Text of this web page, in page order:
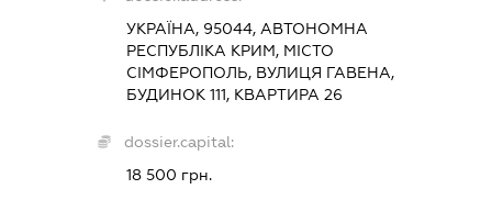
УКРАЇНА, 95044, АВТОНОМНА
РЕСПУБЛІКА КРИМ, МІСТО
СІМФЕРОПОЛЬ, ВУЛИЦЯ ГАВЕНА,
БУДИНОК 111, КВАРТИРА 26
dossier.capital:
18 500 грн.